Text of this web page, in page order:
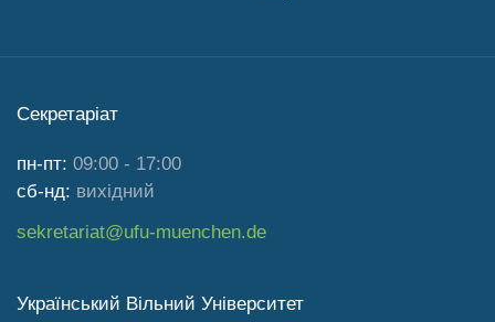
Секретаріат
пн-пт: 09:00 - 17:00
сб-нд: вихідний
sekretariat@ufu-muenchen.de
Український Вільний Університет